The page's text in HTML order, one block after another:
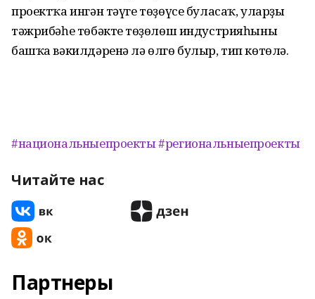
проектҡа ингән тәүге төҙөүсе буласаҡ, уларҙың
тәжрибәһе төбәктең төҙөлөш индустрияһының
башҡа вәкилдәренә лә өлгө булыр, тип көтөлә.
#национальныепроекты#региональныепроекты
Читайте нас
Партнеры